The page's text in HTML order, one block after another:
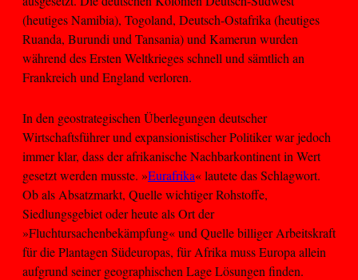
(heutiges Namibia), Togoland, Deutsch-Ostafrika (heutiges
Ruanda, Burundi und Tansania) und Kamerun wurden
während des Ersten Weltkrieges schnell und sämtlich an
Frankreich und England verloren.
In den geostrategischen Überlegungen deutscher
Wirtschaftsführer und expansionistischer Politiker war jedoch
immer klar, dass der afrikanische Nachbarkontinent in Wert
gesetzt werden musste. »Eurafrika« lautete das Schlagwort.
Ob als Absatzmarkt, Quelle wichtiger Rohstoffe,
Siedlungsgebiet oder heute als Ort der
»Fluchtursachenbekämpfung« und Quelle billiger Arbeitskraft
für die Plantagen Südeuropas, für Afrika muss Europa allein
aufgrund seiner geographischen Lage Lösungen finden.